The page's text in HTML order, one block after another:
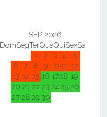
SEP 2026
DomSegTerQuaQuiSexSab
1
2 3 4
5
6
7 8 9 10 11 12
13 14 15 16 1718 19
20 21 22 23 24 25 26
27 28 29 30